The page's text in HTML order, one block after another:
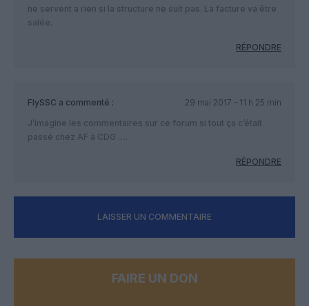
ne servent a rien si la structure ne suit pas. La facture va être
salée.
RÉPONDRE
FlySSC a commenté :
29 mai 2017 - 11 h 25 min
J’imagine les commentaires sur ce forum si tout ça c’était
passé chez AF à CDG ….
RÉPONDRE
LAISSER UN COMMENTAIRE
FAIRE UN DON